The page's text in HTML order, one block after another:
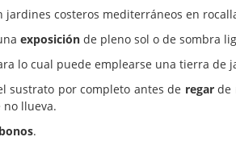
jardines costeros mediterráneos en
exposición de pleno sol o de sombra
lo cual puede emplearse una tierra de
sustrato por completo antes de regarde
no llueva.
.